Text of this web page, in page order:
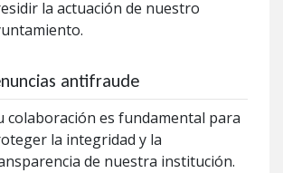
la actuación de nuestro
antifraude
colaboración es fundamental para
la integridad y la
de nuestra institución.